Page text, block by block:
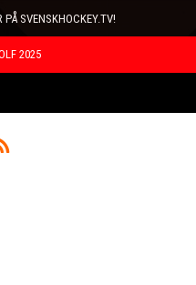
SVENSKHOCKEY.TV!
2025